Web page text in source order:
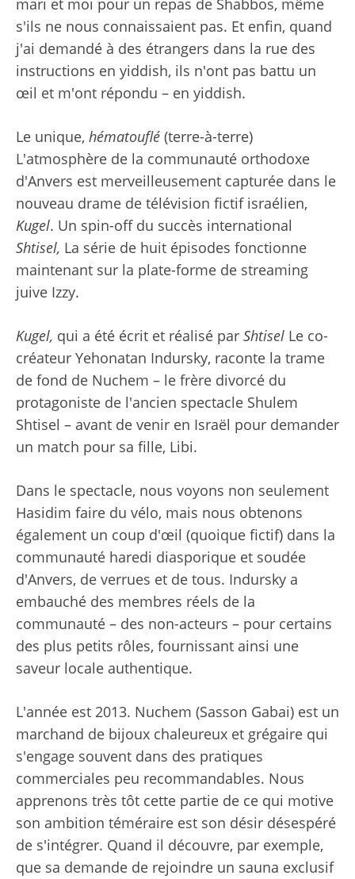
mari et moi pour un repas de Shabbos, même
s'ils ne nous connaissaient pas. Et enfin, quand
j'ai demandé à des étrangers dans la rue des
instructions en yiddish, ils n'ont pas battu un
œil et m'ont répondu – en yiddish.
Le unique, hématouflé (terre-à-terre)
L'atmosphère de la communauté orthodoxe
d'Anvers est merveilleusement capturée dans le
nouveau drame de télévision fictif israélien,
Kugel. Un spin-off du succès international
Shtisel, La série de huit épisodes fonctionne
maintenant sur la plate-forme de streaming
juive Izzy.
Kugel, qui a été écrit et réalisé par Shtisel Le co-
créateur Yehonatan Indursky, raconte la trame
de fond de Nuchem – le frère divorcé du
protagoniste de l'ancien spectacle Shulem
Shtisel – avant de venir en Israël pour demander
un match pour sa fille, Libi.
Dans le spectacle, nous voyons non seulement
Hasidim faire du vélo, mais nous obtenons
également un coup d'œil (quoique fictif) dans la
communauté haredi diasporique et soudée
d'Anvers, de verrues et de tous. Indursky a
embauché des membres réels de la
communauté – des non-acteurs – pour certains
des plus petits rôles, fournissant ainsi une
saveur locale authentique.
L'année est 2013. Nuchem (Sasson Gabai) est un
marchand de bijoux chaleureux et grégaire qui
s'engage souvent dans des pratiques
commerciales peu recommandables. Nous
apprenons très tôt cette partie de ce qui motive
son ambition téméraire est son désir désespéré
de s'intégrer. Quand il découvre, par exemple,
que sa demande de rejoindre un sauna exclusif